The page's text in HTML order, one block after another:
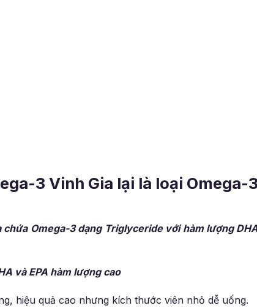
3 Vinh Gia lại là loại
chứa Omega-3 dạng Triglyceride với hàm lượng
và EPA hàm lượng cao
hiệu quả cao nhưng kích thước viên nhỏ dễ uống.